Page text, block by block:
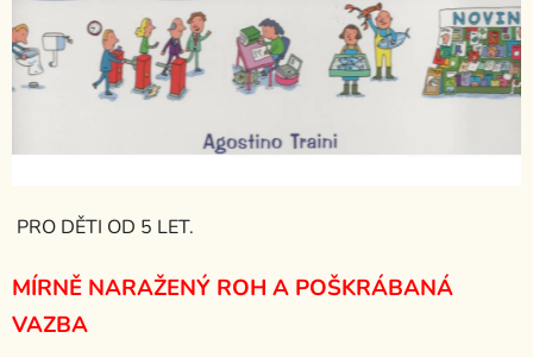
PRO DĚTI OD 5 LET.
MÍRNĚ NARAŽENÝ ROH A POŠKRÁBANÁ
VAZBA